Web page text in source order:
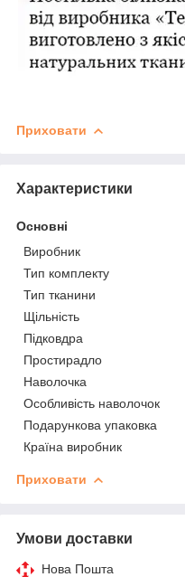
Приховати
Характеристики
Основні
Виробник
Тип комплекту
Тип тканини
Щільність
Підковдра
Простирадло
Наволочка
Особливість наволочок
Подарункова упаковка
Країна виробник
Приховати
Умови доставки
Нова Пошта